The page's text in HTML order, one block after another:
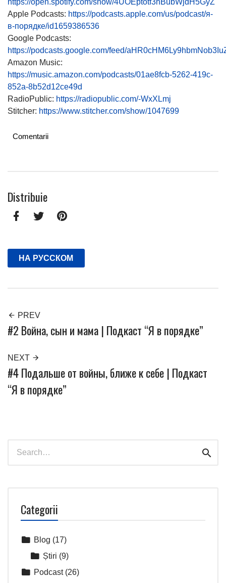
Apple Podcasts: https://podcasts.apple.com/us/podcast/я-
в-порядке/id1659386536
Google Podcasts:
https://podcasts.google.com/feed/
Amazon Music:
https://music.amazon.com/podcasts/01ae8fcb-5262-419c-
852a-8b52d12ce49d
RadioPublic: https://radiopublic.com/-WxXLmj
Stitcher: https://www.stitcher.com/show/1047699
Comentarii
НА РУССКОМ
PREV
#2 Война, сын и мама | Подкаст “Я в порядке”
NEXT
#4 Подальше от войны, ближе к себе | Подкаст
“Я в порядке”
for:
Categorii
Blog (17)
Știri (9)
Podcast(26)